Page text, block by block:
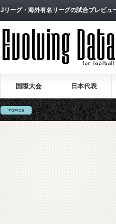
Jリーグ・海外有名リーグの試合プレビュ
国際大会 日本代表